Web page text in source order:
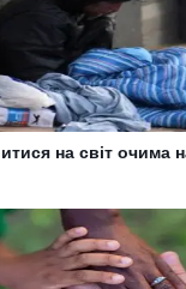
на світ очима